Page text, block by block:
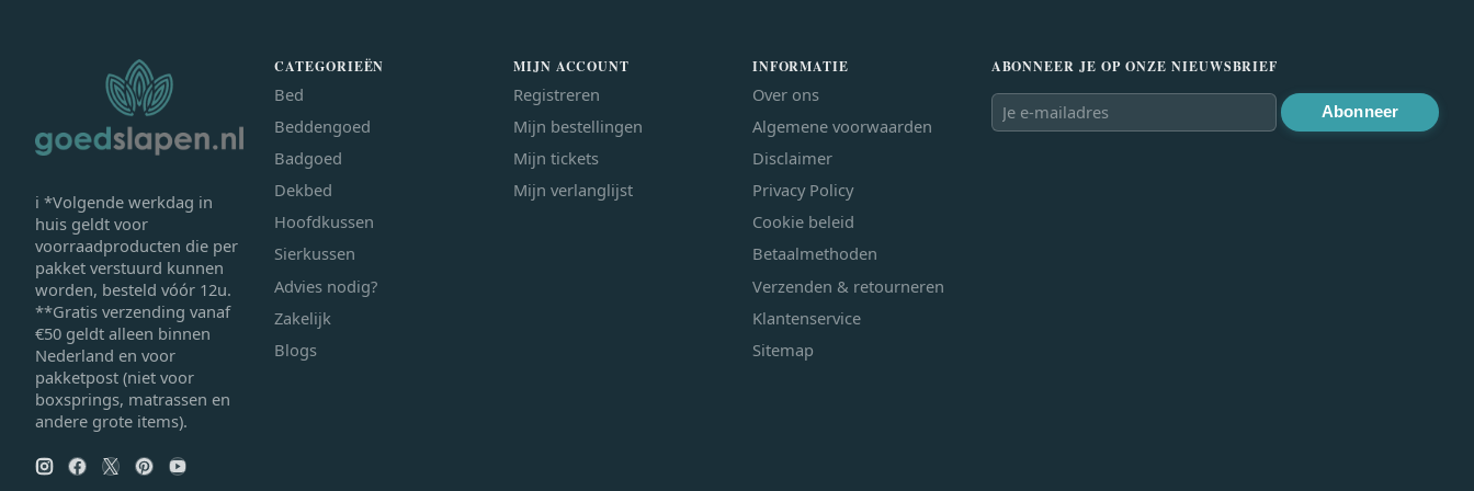
ℹ *Volgende werkdag in
huis geldt voor
voorraadproducten die per
pakket verstuurd kunnen
worden, besteld vóór 12u.
**Gratis verzending vanaf
€50 geldt alleen binnen
Nederland en voor
pakketpost (niet voor
boxsprings, matrassen en
andere grote items).
CATEGORIEËN
Bed
Beddengoed
Badgoed
Dekbed
Hoofdkussen
Sierkussen
Advies nodig?
Zakelijk
Blogs
MIJN ACCOUNT
Registreren
Mijn bestellingen
Mijn tickets
Mijn verlanglijst
INFORMATIE
Over ons
Algemene voorwaarden
Disclaimer
Privacy Policy
Cookie beleid
Betaalmethoden
Verzenden & retourneren
Klantenservice
Sitemap
ABONNEER JE OP ONZE NIEUWSBRIEF
Abonneer